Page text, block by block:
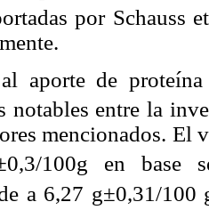
por Schauss
al aporte de
notables entre la
mencionados.
100g en base
a 6,27 g±0,31/100